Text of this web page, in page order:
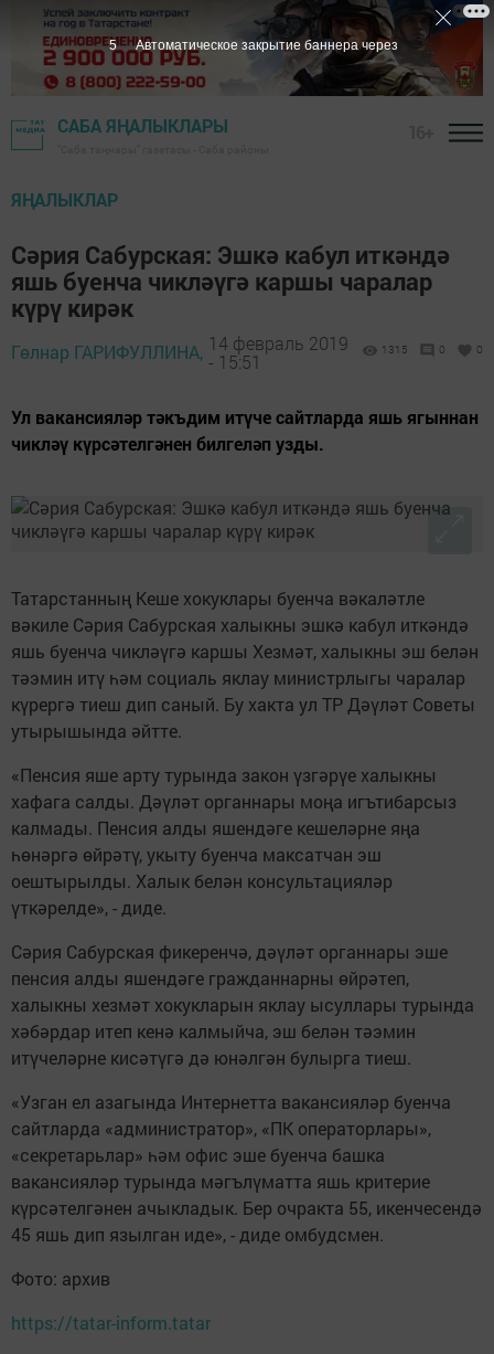
САБА ЯҢАЛЫКЛАРЫ
ЯҢАЛЫКЛАР
Сәрия Сабурская: Эшкә кабул иткәндә
яшь буенча чикләүгә каршы чаралар
күрү кирәк
Гөлнар ГАРИФУЛЛИНА, 14 февраль 2019
- 15:51
1315 0 0
Ул вакансияләр тәкъдим итүче сайтларда яшь ягыннан
чикләү күрсәтелгәнен билгеләп узды.
Татарстанның Кеше хокуклары буенча вәкаләтле
вәкиле Сәрия Сабурская халыкны эшкә кабул иткәндә
яшь буенча чикләүгә каршы Хезмәт, халыкны эш белән
тәэмин итү һәм социаль яклау министрлыгы чаралар
күрергә тиеш дип саный. Бу хакта ул ТР Дәүләт Советы
утырышында әйтте.
«Пенсия яше арту турында закон үзгәрүе халыкны
хафага салды. Дәүләт органнары моңа игътибарсыз
калмады. Пенсия алды яшендәге кешеләрне яңа
һөнәргә өйрәтү, укыту буенча максатчан эш
оештырылды. Халык белән консультацияләр
үткәрелде», - диде.
Сәрия Сабурская фикеренчә, дәүләт органнары эше
пенсия алды яшендәге гражданнарны өйрәтеп,
халыкны хезмәт хокукларын яклау ысуллары турында
хәбәрдар итеп кенә калмыйча, эш белән тәэмин
итүчеләрне кисәтүгә дә юнәлгән булырга тиеш.
«Узган ел азагында Интернетта вакансияләр буенча
сайтларда «администратор», «ПК операторлары»,
«секретарьлар» һәм офис эше буенча башка
вакансияләр турында мәгълүматта яшь критерие
күрсәтелгәнен ачыкладык. Бер очракта 55, икенчесендә
45 яшь дип язылган иде», - диде омбудсмен.
Фото: архив
https://tatar-inform.tatar
4 Автоматическое закрытие баннера через